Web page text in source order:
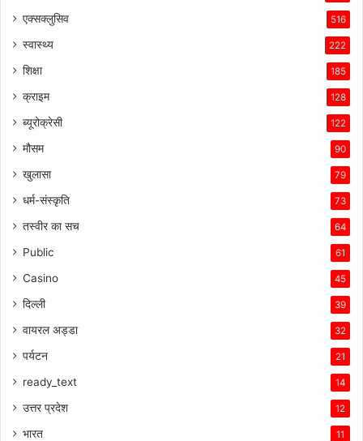
एक्सक्लुसिव 516
स्वास्थ्य 222
शिक्षा 185
क्राइम 128
ब्यूरोक्रेसी 122
मौसम 90
खुलासा 79
धर्म-संस्कृति 73
तस्वीर का सच 64
Public 61
Casino 45
दिल्ली 39
वायरल अड्डा 32
पर्यटन 21
ready_text 14
उत्तर प्रदेश 12
भारत 11